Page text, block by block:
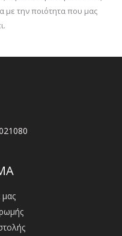
με την ποιότητα που μας
μας